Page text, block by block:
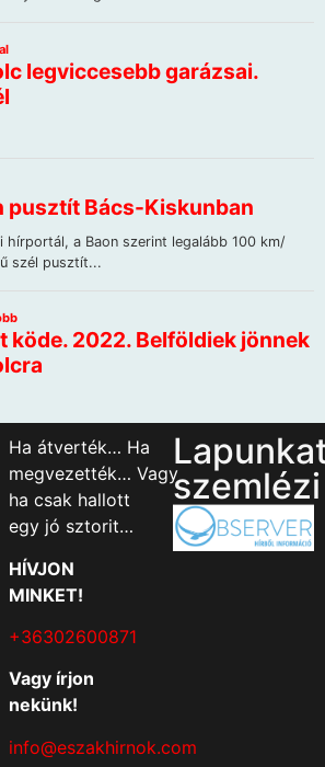
Ha átverték… Ha
megvezették… Vagy
ha csak hallott
egy jó sztorit…
HÍVJON
MINKET!
+36302600871
Vagy írjon
nekünk!
info@eszakhirnok.com
szemlézi